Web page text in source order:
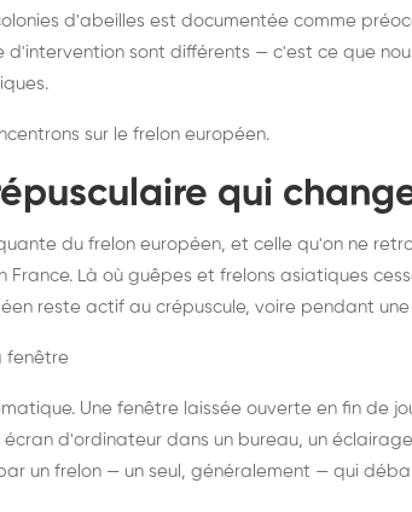
d'abeilles est documentée comme
sont différents — c'est ce que
.
sur le frelon européen.
qui
du frelon européen, et celle qu'on ne
France. Là où guêpes et frelons asiatiques
reste actif au crépuscule, voire pendant
fenêtre
Une fenêtre laissée ouverte en fin de
écran d'ordinateur dans un bureau, un
un frelon — un seul, généralement — qui